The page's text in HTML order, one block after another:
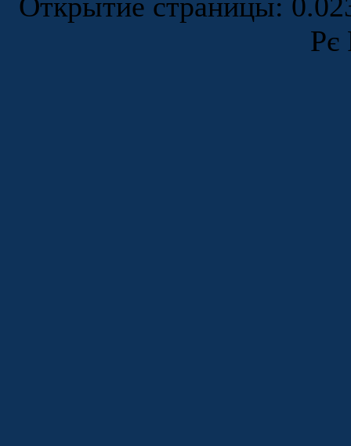
Рє